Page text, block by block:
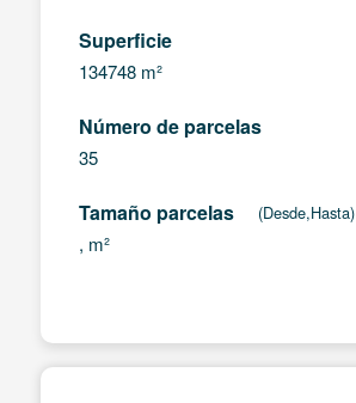
Superficie
134748 m²
Número de parcelas
35
Tamaño parcelas (Desde,Hasta)
, m²